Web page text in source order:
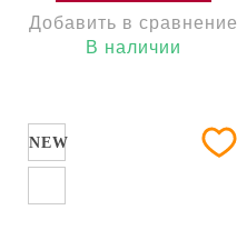
Добавить в сравнение
В наличии
NEW